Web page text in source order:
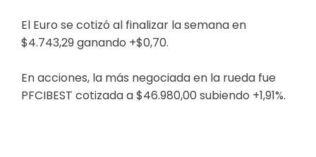
El Euro se cotizó al finalizar la semana en
$4.743,29 ganando +$0,70.
En acciones, la más negociada en la rueda fue
PFCIBEST cotizada a $46.980,00 subiendo +1,91%.